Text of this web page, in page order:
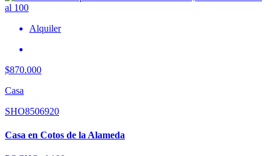
Alquiler
$870.000
Casa
SHO8506920
Casa en Cotos de la Alameda